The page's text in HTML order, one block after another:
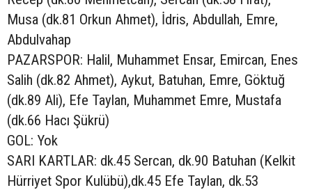
Musa (dk.81 Orkun Ahmet), İdris, Abdullah, Emre,
Abdulvahap
PAZARSPOR: Halil, Muhammet Ensar, Emircan, Enes
Salih (dk.82 Ahmet), Aykut, Batuhan, Emre, Göktuğ
(dk.89 Ali), Efe Taylan, Muhammet Emre, Mustafa
(dk.66 Hacı Şükrü)
GOL: Yok
SARI KARTLAR: dk.45 Sercan, dk.90 Batuhan (Kelkit
Hürriyet Spor Kulübü),dk.45 Efe Taylan, dk.53